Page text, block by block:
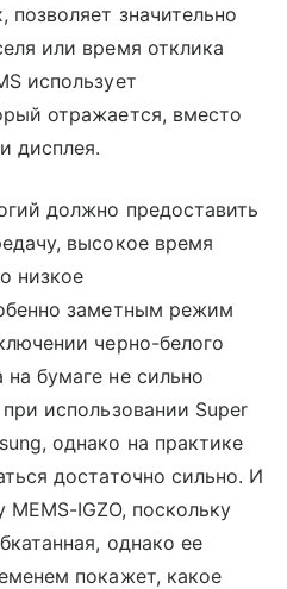
позволяет значительно
или время отклика
использует
отражается, вместо
дисплея.
должно предоставить
высокое время
низкое
заметным режим
черно-белого
бумаге не сильно
использовании Super
однако на практике
достаточно сильно. И
MEMS-IGZO, поскольку
однако ее
покажет, какое